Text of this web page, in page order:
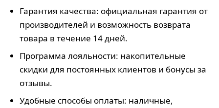
Гарантия качества: официальная гарантия от
производителей и возможность возврата
товара в течение 14 дней.
Программа лояльности: накопительные
скидки для постоянных клиентов и бонусы за
отзывы.
Удобные способы оплаты: наличные,